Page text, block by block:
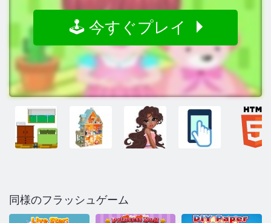
🕹️ 今すぐプレイ
同様のフラッシュゲーム